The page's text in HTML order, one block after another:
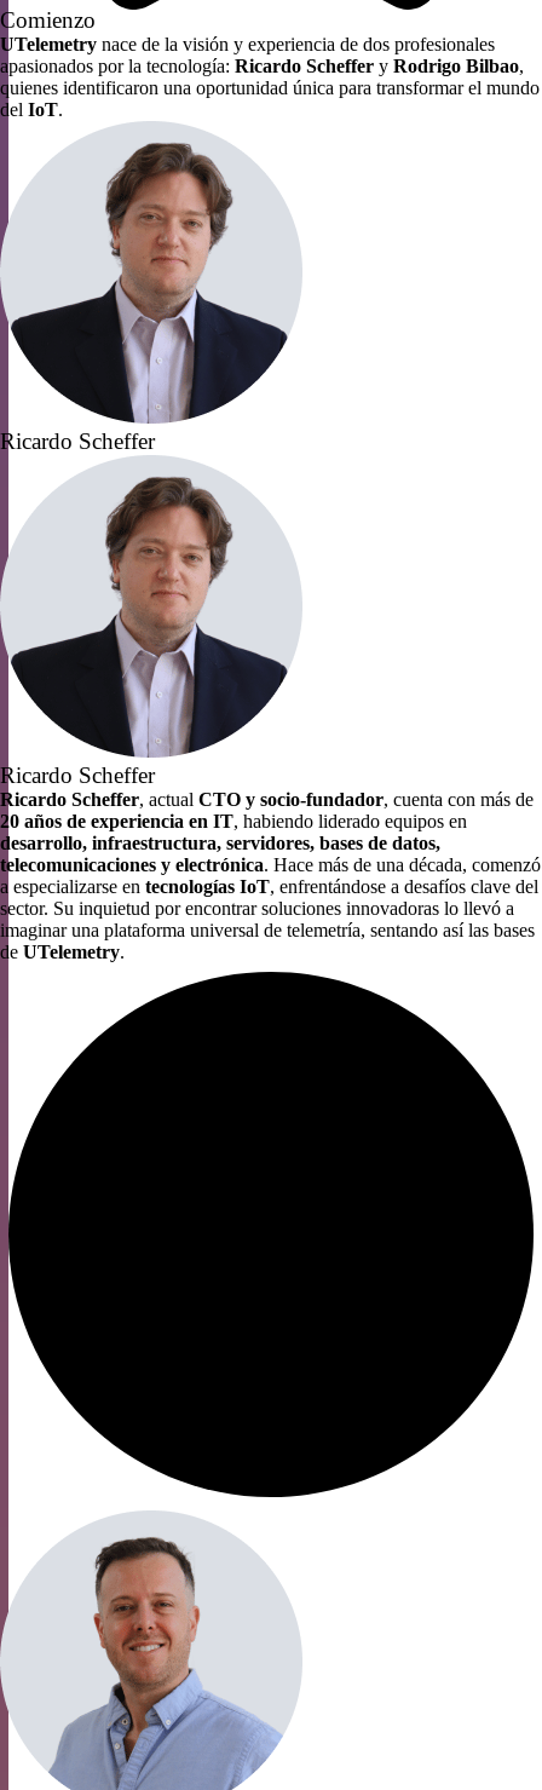
Comienzo
UTelemetry nace de la visión y experiencia de dos profesionales
apasionados por la tecnología: Ricardo Scheffer y Rodrigo Bilbao,
quienes identificaron una oportunidad única para transformar el mundo
del IoT.
Ricardo Scheffer
Ricardo Scheffer
Ricardo Scheffer, actual CTO y socio-fundador, cuenta con más de
20 años de experiencia en IT, habiendo liderado equipos en
desarrollo, infraestructura, servidores, bases de datos,
telecomunicaciones y electrónica. Hace más de una década, comenzó
a especializarse en tecnologías IoT, enfrentándose a desafíos clave del
sector. Su inquietud por encontrar soluciones innovadoras lo llevó a
imaginar una plataforma universal de telemetría, sentando así las bases
de UTelemetry.